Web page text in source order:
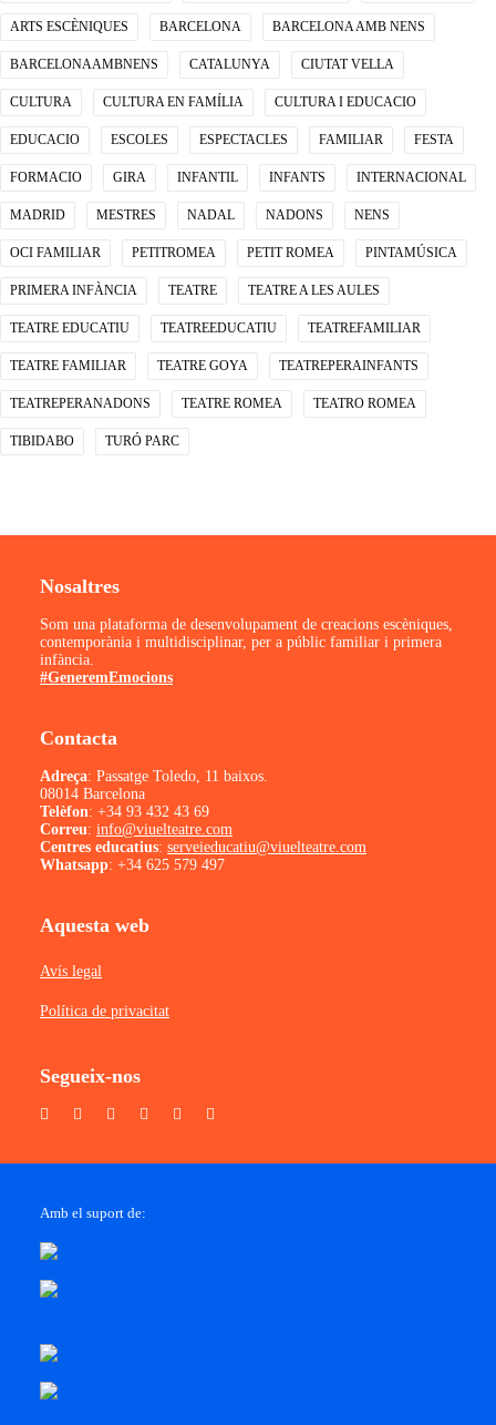
ARTS ESCÈNIQUES BARCELONA BARCELONA AMB NENS
BARCELONAAMBNENS CATALUNYA CIUTAT VELLA
CULTURA CULTURA EN FAMÍLIA CULTURA I EDUCACIO
EDUCACIO ESCOLES ESPECTACLES FAMILIAR FESTA
FORMACIO GIRA INFANTIL INFANTS INTERNACIONAL
MADRID MESTRES NADAL NADONS NENS
OCI FAMILIAR PETITROMEA PETIT ROMEA PINTAMÚSICA
PRIMERA INFÀNCIA TEATRE TEATRE A LES AULES
TEATRE EDUCATIU TEATREEDUCATIU TEATREFAMILIAR
TEATRE FAMILIAR TEATRE GOYA TEATREPERAINFANTS
TEATREPERANADONS TEATRE ROMEA TEATRO ROMEA
TIBIDABO TURÓ PARC
Nosaltres
Som una plataforma de desenvolupament de creacions escèniques,
contemporània i multidisciplinar, per a públic familiar i primera
infància.
#GeneremEmocions
Contacta
Adreça: Passatge Toledo, 11 baixos.
08014 Barcelona
Telèfon: +34 93 432 43 69
Correu: info@viuelteatre.com
Centres educatius: serveieducatiu@viuelteatre.com
Whatsapp: +34 625 579 497
Aquesta web
Avís legal
Política de privacitat
Segueix-nos
Amb el suport de: